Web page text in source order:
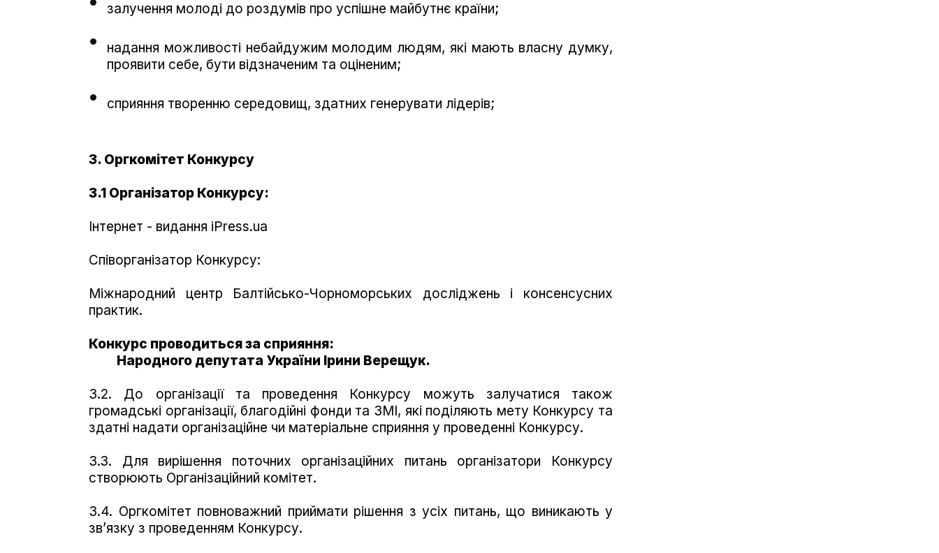
залучення молоді до роздумів про успішне майбутнє країни;
надання можливості небайдужим молодим людям, які мають власну думку,
проявити себе, бути відзначеним та оціненим;
сприяння творенню середовищ, здатних генерувати лідерів;
3. Оргкомітет Конкурсу
3.1 Організатор Конкурсу:
Інтернет - видання iPress.ua
Співорганізатор Конкурсу:
Міжнародний центр Балтійсько-Чорноморських досліджень і консенсусних
практик.
Конкурс проводиться за сприяння:
Народного депутата України Ірини Верещук.
3.2. До організації та проведення Конкурсу можуть залучатися також
громадські організації, благодійні фонди та ЗМІ, які поділяють мету Конкурсу та
здатні надати організаційне чи матеріальне сприяння у проведенні Конкурсу.
3.3. Для вирішення поточних організаційних питань організатори Конкурсу
створюють Організаційний комітет.
3.4. Оргкомітет повноважний приймати рішення з усіх питань, що виникають у
зв’язку з проведенням Конкурсу.